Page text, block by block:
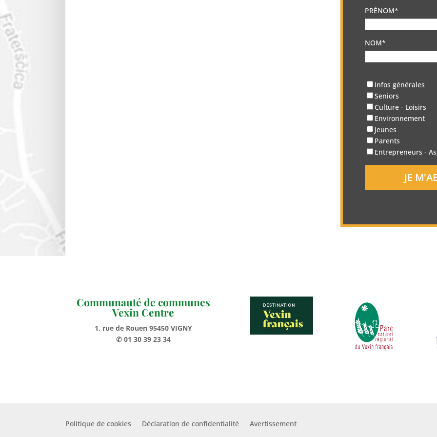
PRÉNOM*
NOM*
Infos générales
Seniors
Culture - Loisirs
Environnement
Jeunes
Parents
Entrepreneurs -
Communauté de communes
Vexin Centre
1, rue de Rouen 95450 VIGNY
✆ 01 30 39 23 34
Politique de cookies Déclaration de confidentialité Avertissement